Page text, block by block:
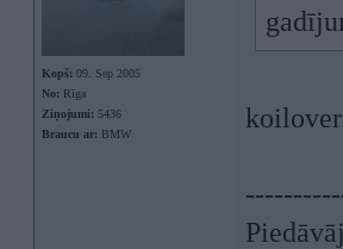
Kopš: 09. Sep 2005
No: Rīga
Ziņojumi: 5436
Braucu ar: BMW